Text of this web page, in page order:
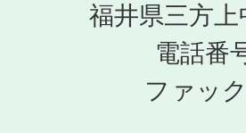
福井県三方
電話番
ファッ